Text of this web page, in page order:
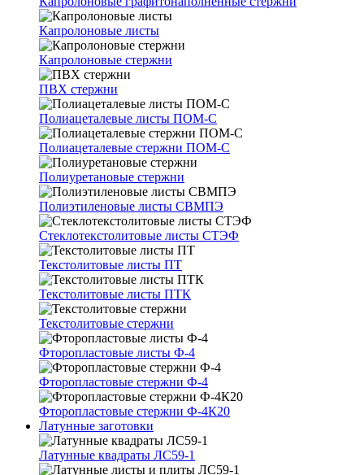
Капролоновые листы
Капролоновые стержни
ПВХ стержни
Полиацеталевые листы ПОМ-С
Полиацеталевые стержни ПОМ-С
Полиуретановые стержни
Полиэтиленовые листы СВМПЭ
Стеклотекстолитовые листы СТЭФ
Текстолитовые листы ПТ
Текстолитовые листы ПТК
Текстолитовые стержни
Фторопластовые листы Ф-4
Фторопластовые стержни Ф-4
Фторопластовые стержни Ф-4К20
Латунные заготовки
Латунные квадраты ЛС59-1